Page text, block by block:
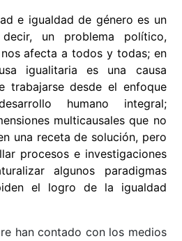
e igualdad de género es un
un problema político,
afecta a todos y todas; en
igualitaria es una causa
trabajarse desde el enfoque
humano integral;
multicausales que no
una receta de solución, pero
procesos e investigaciones
algunos paradigmas
el logro de la igualdad
han contado con los medios